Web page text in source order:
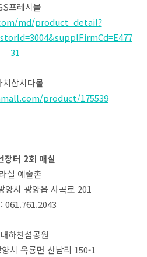
프레시몰
md/product_detail?
31
치삽시다몰
product/175539
터 2회 매실
실 예술촌
양시 광양읍 사곡로 201
061.761.2043
하천섬공원
시 옥룡면 산남리 150-1